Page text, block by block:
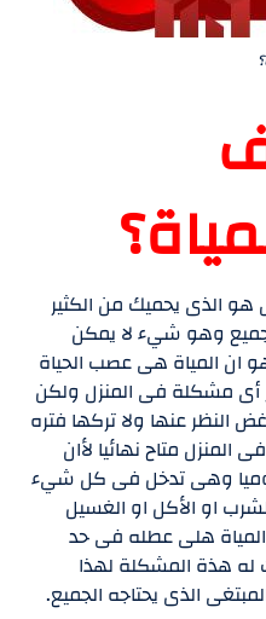
هو الذى يحميك من الكثير
وهو شيء لا يمكن
ان المياة هى عصب الحياة
أى مشكلة فى المنزل ولكن
النظر عنها ولا تركها فتره
متاح نهائيا لأان
يوميا وهى تدخل فى كل شيء
او الأكل او الغسيل
هلى عطله فى حد
له هذة المشكلة لهذا
الذى يحتاجه الجميع.